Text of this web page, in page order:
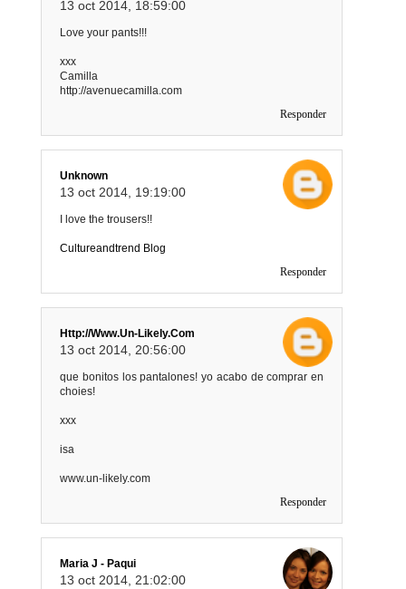
13 oct 2014, 18:59:00
Love your pants!!!
xxx
Camilla
http://avenuecamilla.com
Responder
Unknown
13 oct 2014, 19:19:00
I love the trousers!!
Cultureandtrend Blog
Responder
Http://www.un-Likely.com
13 oct 2014, 20:56:00
que bonitos los pantalones! yo acabo de comprar en
choies!
xxx
isa
www.un-likely.com
Responder
Maria J - Paqui
13 oct 2014, 21:02:00